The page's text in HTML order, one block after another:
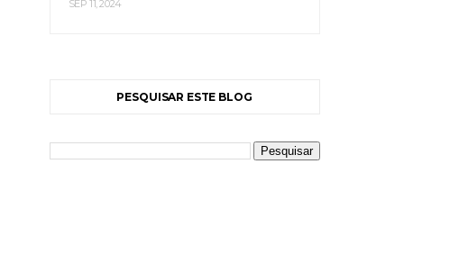
SEP 11, 2024
PESQUISAR ESTE BLOG